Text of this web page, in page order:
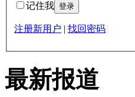
记住我
注册新用户 找回密码
最新报道